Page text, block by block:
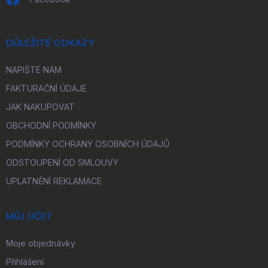
DŮLEŽITÉ ODKAZY
NAPIŠTE NÁM
FAKTURAČNÍ ÚDAJE
JAK NAKUPOVAT
OBCHODNÍ PODMÍNKY
PODMÍNKY OCHRANY OSOBNÍCH ÚDAJŮ
ODSTOUPENÍ OD SMLOUVY
UPLATNĚNÍ REKLAMACE
MŮJ ÚČET
Moje objednávky
Přihlášení